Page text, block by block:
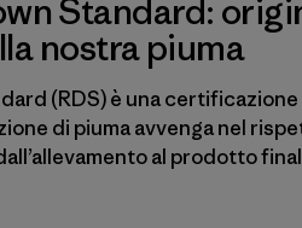
Standard:
nostra piuma
(RDS) è una
di piuma avvenga nel
al prodotto